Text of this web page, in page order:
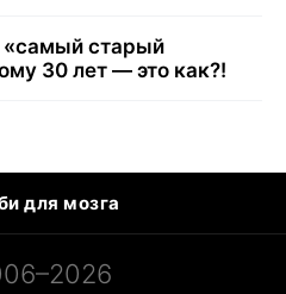
«самый старый
30 лет — это как?!
для мозга
океанариуме